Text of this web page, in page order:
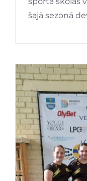
šajā sezonā